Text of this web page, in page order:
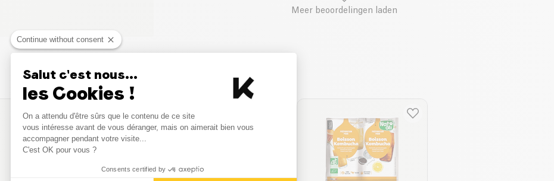
Meer beoordelingen laden
Vergelijkbare producten
Continue without consent
Salut c'est nous...
les Cookies !
Consent Management Platform: Personalize Your Options
On a attendu d'être sûrs que le contenu de ce site
vous intéresse avant de vous déranger, mais on aimerait bien vous
accompagner pendant votre visite...
C'est OK pour vous ?
Consents certified by
Axeptio consent